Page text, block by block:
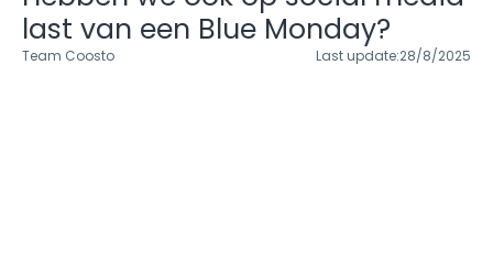
last van een Blue Monday?
Team Coosto Last update:28/8/2025